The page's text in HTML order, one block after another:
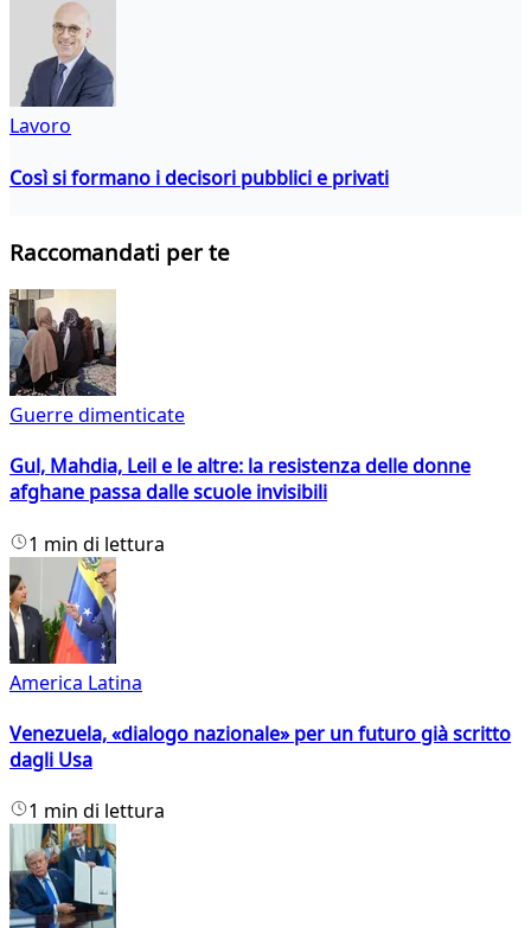
Lavoro
Così si formano i decisori pubblici e privati
Raccomandati per te
Guerre dimenticate
Gul, Mahdia, Leil e le altre: la resistenza delle donne
afghane passa dalle scuole invisibili
1 min di lettura
America Latina
Venezuela, «dialogo nazionale» per un futuro già scritto
dagli Usa
1 min di lettura